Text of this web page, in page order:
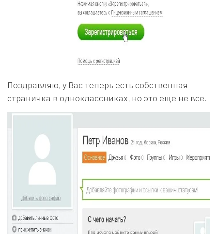
Поздравляю, у Вас теперь есть собственная
страничка в одноклассниках, но это еще не все.